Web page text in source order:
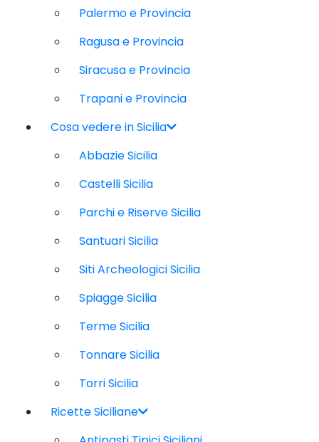
Palermo e Provincia
Ragusa e Provincia
Siracusa e Provincia
Trapani e Provincia
Cosa vedere in Sicilia
Abbazie Sicilia
Castelli Sicilia
Parchi e Riserve Sicilia
Santuari Sicilia
Siti Archeologici Sicilia
Spiagge Sicilia
Terme Sicilia
Tonnare Sicilia
Torri Sicilia
Ricette Siciliane